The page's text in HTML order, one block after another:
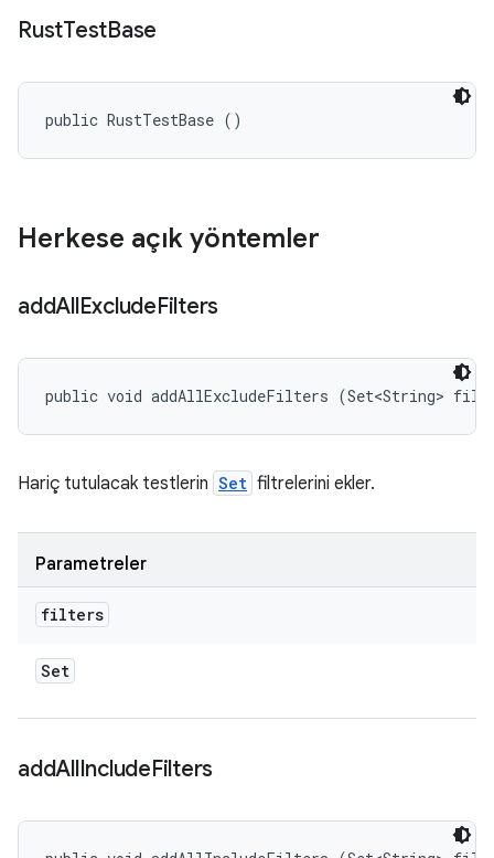
RustTestBase
public RustTestBase ()
Herkese açık yöntemler
addAllExcludeFilters
public void addAllExcludeFilters (Set<String>
Hariç tutulacak testlerin Set filtrelerini ekler.
Parametreler
filters
Set
addAllIncludeFilters